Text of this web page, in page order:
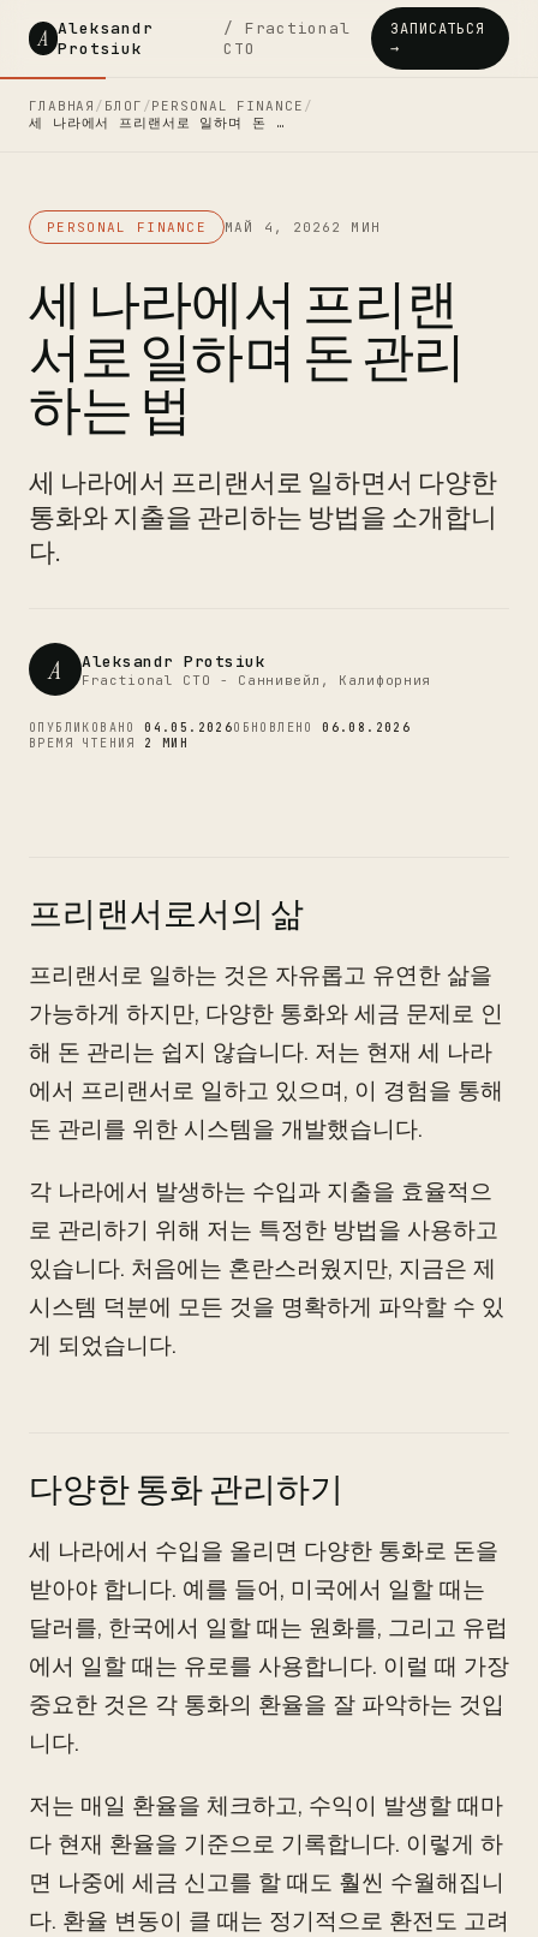
A Aleksandr
Protsiuk
/ Fractional
CTO
ЗАПИСАТЬСЯ
→
ГЛАВНАЯ / БЛОГ /PERSONAL FINANCE /
세 나라에서 프리랜서로 일하며 돈 …
PERSONAL FINANCE МАЙ 4, 2026 2 МИН
세 나라에서 프리랜
서로 일하며 돈 관리
하는 법
세 나라에서 프리랜서로 일하면서 다양한
통화와 지출을 관리하는 방법을 소개합니
다.
A Aleksandr Protsiuk
Fractional CTO - Саннивейл, Калифорния
ОПУБЛИКОВАНО04.05.2026ОБНОВЛЕНО06.08.2026
ВРЕМЯ ЧТЕНИЯ 2 МИН
프리랜서로서의 삶
프리랜서로 일하는 것은 자유롭고 유연한 삶을
가능하게 하지만, 다양한 통화와 세금 문제로 인
해 돈 관리는 쉽지 않습니다. 저는 현재 세 나라
에서 프리랜서로 일하고 있으며, 이 경험을 통해
돈 관리를 위한 시스템을 개발했습니다.
각 나라에서 발생하는 수입과 지출을 효율적으
로 관리하기 위해 저는 특정한 방법을 사용하고
있습니다. 처음에는 혼란스러웠지만, 지금은 제
시스템 덕분에 모든 것을 명확하게 파악할 수 있
게 되었습니다.
다양한 통화 관리하기
세 나라에서 수입을 올리면 다양한 통화로 돈을
받아야 합니다. 예를 들어, 미국에서 일할 때는
달러를, 한국에서 일할 때는 원화를, 그리고 유럽
에서 일할 때는 유로를 사용합니다. 이럴 때 가장
중요한 것은 각 통화의 환율을 잘 파악하는 것입
니다.
저는 매일 환율을 체크하고, 수익이 발생할 때마
다 현재 환율을 기준으로 기록합니다. 이렇게 하
면 나중에 세금 신고를 할 때도 훨씬 수월해집니
다. 환율 변동이 클 때는 정기적으로 환전도 고려